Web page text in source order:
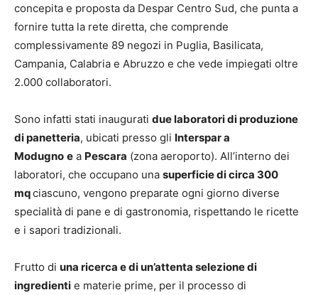
concepita e proposta da Despar Centro Sud, che punta a
fornire tutta la rete diretta, che comprende
complessivamente 89 negozi in Puglia, Basilicata,
Campania, Calabria e Abruzzo e che vede impiegati oltre
2.000 collaboratori.
Sono infatti stati inaugurati due laboratori di produzione
di panetteria, ubicati presso gli Interspar a
Modugno e a Pescara (zona aeroporto). All’interno dei
laboratori, che occupano una superficie di circa 300
mqciascuno, vengono preparate ogni giorno diverse
specialità di pane e di gastronomia, rispettando le ricette
e i sapori tradizionali.
Frutto di una ricerca e di un’attenta selezione di
ingredienti e materie prime, per il processo di